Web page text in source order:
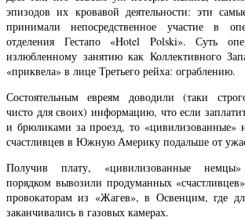
эпизодов их кровавой деятельности: эти
принимали непосредственное участие в
отделения Гестапо «Hotel Polski». Суть
излюбленному занятию как Коллективного
«приквела» в лице Третьего рейха: ограблению.
Состоятельным евреям доводили (таки
чисто для своих) информацию, что если
и брюликами за проезд, то «цивилизованные»
счастливцев в Южную Америку подальше от
Получив плату, «цивилизованные немцы»
порядком вывозили продуманных
провокаторам из «Жагев», в Освенцим, где
заканчивались в газовых камерах.